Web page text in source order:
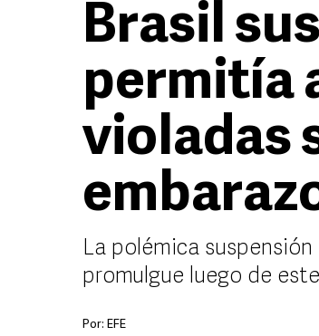
Brasil
permitía
violadas
La polémica
promulgue luego de
Por: EFE